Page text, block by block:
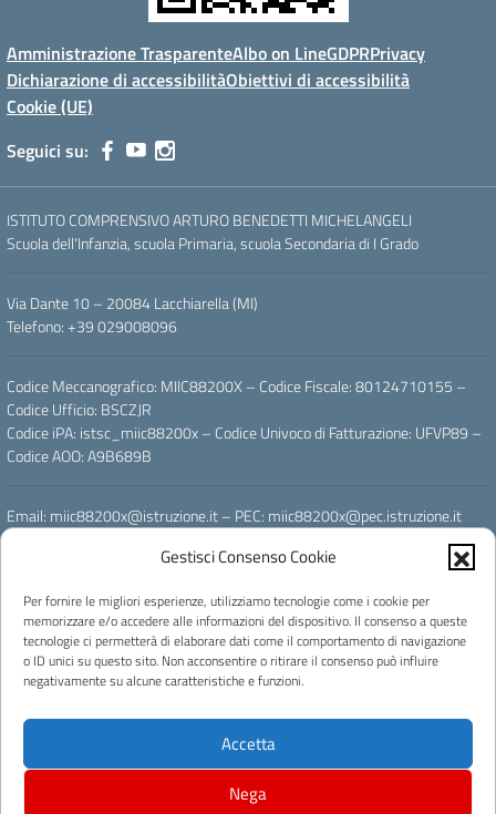
Gestisci Consenso Cookie
Per fornire le migliori esperienze, utilizziamo tecnologie come i cookie per
memorizzare e/o accedere alle informazioni del dispositivo. Il consenso a queste
tecnologie ci permetterà di elaborare dati come il comportamento di navigazione
o ID unici su questo sito. Non acconsentire o ritirare il consenso può influire
negativamente su alcune caratteristiche e funzioni.
Accetta
Nega
Amministrazione TrasparenteAlbo on LineGDPRPrivacy
Dichiarazione di accessibilitàObiettivi di accessibilità
Cookie (UE)
Seguici su:
ISTITUTO COMPRENSIVO ARTURO BENEDETTI MICHELANGELI
Scuola dell'Infanzia, scuola Primaria, scuola Secondaria di I Grado
Via Dante 10 – 20084 Lacchiarella (MI)
Telefono: +39 029008096
Codice Meccanografico: MIIC88200X – Codice Fiscale: 80124710155 –
Codice Ufficio: BSCZJR
Codice iPA: istsc_miic88200x – Codice Univoco di Fatturazione: UFVP89 –
Codice AOO: A9B689B
Email: miic88200x@istruzione.it – PEC: miic88200x@pec.istruzione.it
Concept & Design by Designers Italia
Progettato e sviluppato da Easyteam.org SRL